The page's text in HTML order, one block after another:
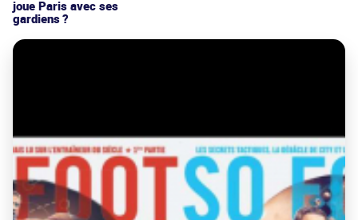
joue Paris avec ses
gardiens ?